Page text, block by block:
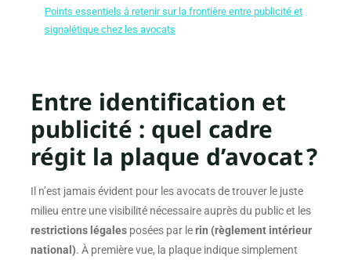
Points essentiels à retenir sur la frontière entre publicité et
signalétique chez les avocats
Entre identification et
publicité : quel cadre
régit la plaque d’avocat ?
Il n’est jamais évident pour les avocats de trouver le juste
milieu entre une visibilité nécessaire auprès du public et les
restrictions légalesposées par lerin (règlement intérieur
national). À première vue, la plaque indique simplement